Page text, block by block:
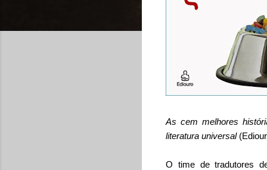
As cem melhores
literatura universal
O time de tradutores